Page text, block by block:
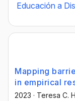
Educación a
Mapping
in empirical
2023 · Teresa C.